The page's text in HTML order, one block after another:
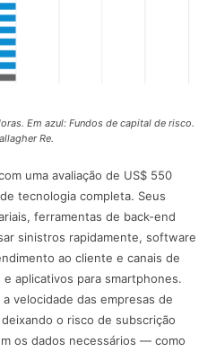
Em azul: Fundos de capital de risco.
Re.
uma avaliação de US$ 550
tecnologia completa. Seus
ferramentas de back-end
sinistros rapidamente, software
ao cliente e canais de
aplicativos para smartphones.
velocidade das empresas de
o risco de subscrição
os dados necessários — como